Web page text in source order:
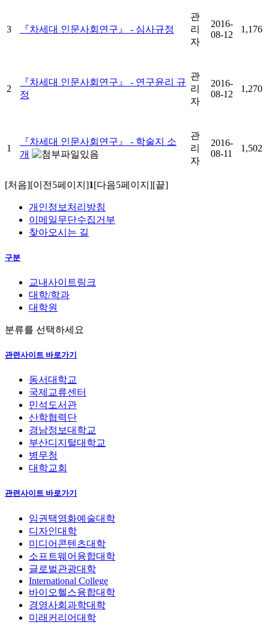
3 『차세대 인문사회연구』 - 심사규정
관
리
자
2016-
08-12
1,176
2
『차세대 인문사회연구』 - 연구윤리 규
정
관
리
자
2016-
08-12
1,270
1
『차세대 인문사회연구』 - 학술지 소
개
관
리
자
2016-
08-11
1,502
[처음][이전5페이지]1[다음5페이지][끝]
개인정보처리방침
이메일무단수집거부
찾아오시는 길
구분
교내사이트링크
대학/학과
대학원
분류를 선택하세요
관련사이트 바로가기
동서대학교
국제교류센터
민석도서관
산학협력단
경남정보대학교
부산디지털대학교
병무청
대학교회
관련사이트 바로가기
임권택영화예술대학
디자인대학
미디어콘텐츠대학
소프트웨어융합대학
글로벌관광대학
International College
바이오헬스융합대학
경영사회과학대학
미래커리어대학